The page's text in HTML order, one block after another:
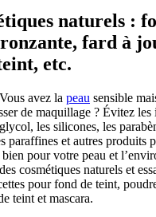
naturels :
fard à
etc.
avez la peau sensible
de maquillage ? Évitez les
les silicones, les
paraffines et autres produits
pour votre peau et
cosmétiques naturels et
pour fond de teint,
teint et mascara.